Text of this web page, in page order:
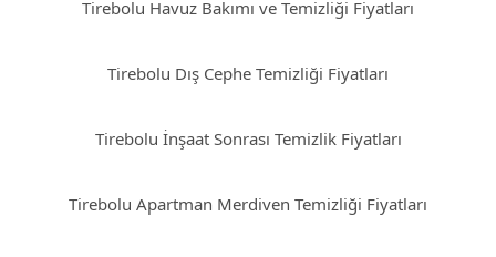
Tirebolu Havuz Bakımı ve Temizliği Fiyatları
Tirebolu Dış Cephe Temizliği Fiyatları
Tirebolu İnşaat Sonrası Temizlik Fiyatları
Tirebolu Apartman Merdiven Temizliği Fiyatları